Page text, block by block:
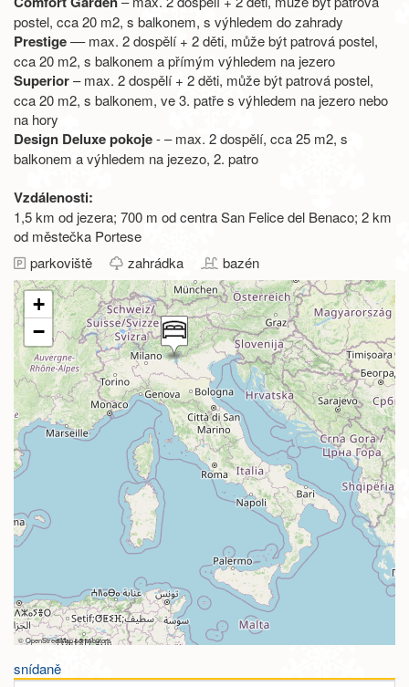
postel, cca 20 m2, s balkonem, s výhledem do zahrady
Prestige–– max. 2 dospělí + 2 děti, může být patrová postel,
cca 20 m2, s balkonem a přímým výhledem na jezero
Superior– max. 2 dospělí + 2 děti, může být patrová postel,
cca 20 m2, s balkonem, ve 3. patře s výhledem na jezero nebo
na hory
Design Deluxe pokoje- – max. 2 dospělí, cca 25 m2, s
balkonem a výhledem na jezezo, 2. patro
Vzdálenosti:
1,5 km od jezera; 700 m od centra San Felice del Benaco; 2 km
od městečka Portese
parkoviště
zahrádka bazén
+
−
©OpenStreetMapcontributors
snídaně